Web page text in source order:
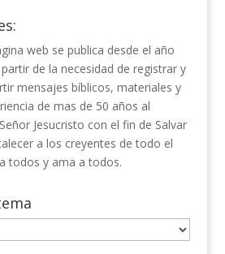
web se publica desde el año
de la necesidad de registrar y
mensajes bíblicos, materiales y
de mas de 50 años al
Jesucristo con el fin de Salvar
a los creyentes de todo el
todos y ama a todos.